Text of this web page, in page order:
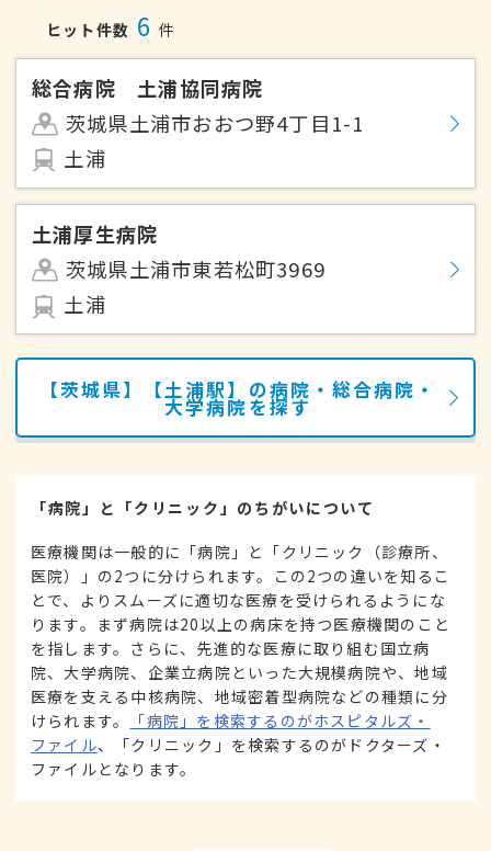
ヒット件数 6 件
総合病院 土浦協同病院
茨城県土浦市おおつ野4丁目1-1
土浦
土浦厚生病院
茨城県土浦市東若松町3969
土浦
【茨城県】【土浦駅】の病院・総合病院・
大学病院を探す
「病院」と「クリニック」のちがいについて
医療機関は一般的に「病院」と「クリニック（診療所、
医院）」の2つに分けられます。この2つの違いを知るこ
とで、よりスムーズに適切な医療を受けられるようにな
ります。まず病院は20以上の病床を持つ医療機関のこと
を指します。さらに、先進的な医療に取り組む国立病
院、大学病院、企業立病院といった大規模病院や、地域
医療を支える中核病院、地域密着型病院などの種類に分
けられます。
「病院」を検索するのがホスピタルズ・
ファイル、「クリニック」を検索するのがドクターズ・
ファイルとなります。